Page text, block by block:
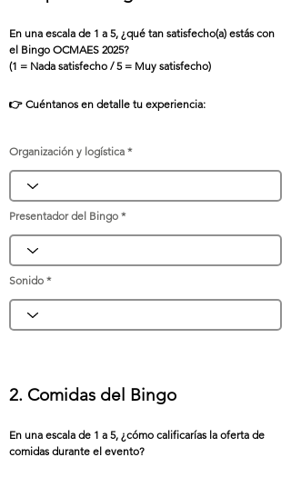
En una escala de 1 a 5, ¿qué tan satisfecho(a) estás con
el Bingo OCMAES 2025?
(1 = Nada satisfecho / 5 = Muy satisfecho)
👉 Cuéntanos en detalle tu experiencia:
Organización y logística
Presentador del Bingo
Sonido
2. Comidas del Bingo
En una escala de 1 a 5, ¿cómo calificarías la oferta de
comidas durante el evento?